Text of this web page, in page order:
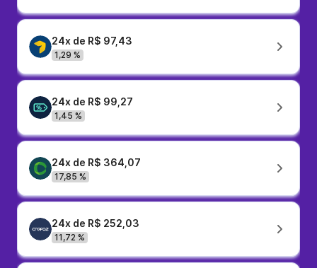
24x de R$ 97,43
1,29 %
24x de R$ 99,27
1,45 %
24x de R$ 364,07
17,85 %
24x de R$ 252,03
11,72 %